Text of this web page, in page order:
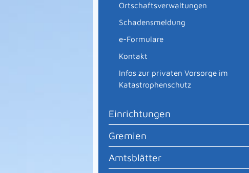
Ortschaftsverwaltungen
Schadensmeldung
e-Formulare
Kontakt
Infos zur privaten Vorsorge im
Katastrophenschutz
Einrichtungen
Gremien
Amtsblätter